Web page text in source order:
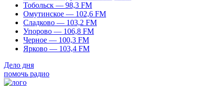
Тобольск — 98,3 FM
Омутинское — 102,6 FM
Сладково — 103,2 FM
Упорово — 106,8 FM
Черное — 100,3 FM
Ярково — 103,4 FM
Дело дня
помочь радио